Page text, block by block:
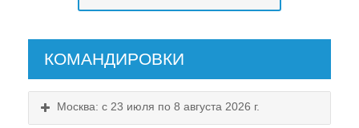
КОМАНДИРОВКИ
Москва: с 23 июля по 8 августа 2026 г.